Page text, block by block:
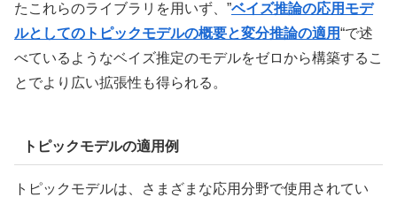
たこれらのライブラリを用いず、”ベイズ推論の応用モデ
ルとしてのトピックモデルの概要と変分推論の適用“で述
べているようなベイズ推定のモデルをゼロから構築するこ
とでより広い拡張性も得られる。
トピックモデルの適用例
トピックモデルは、さまざまな応用分野で使用されてい